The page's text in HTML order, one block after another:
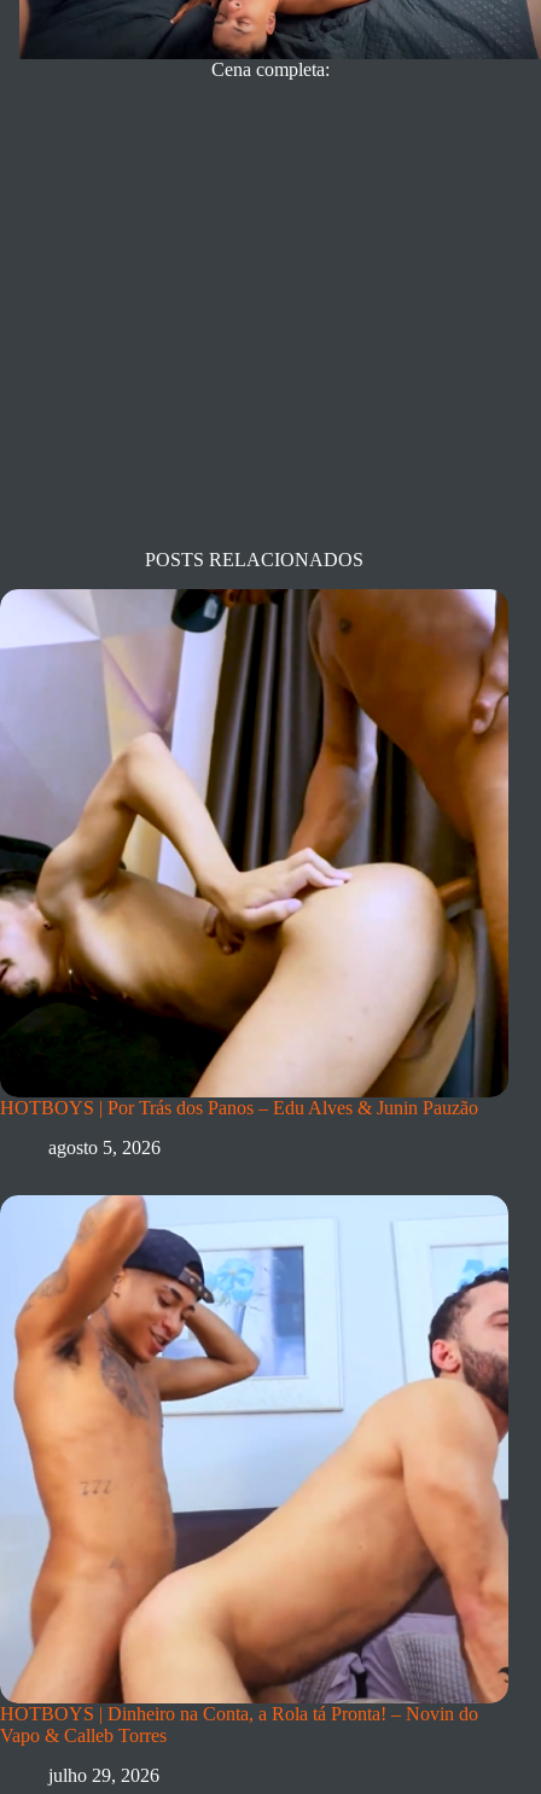
Cena completa:
POSTS RELACIONADOS
HOTBOYS | Por Trás dos Panos – Edu Alves & Junin Pauzão
agosto 5, 2026
HOTBOYS | Dinheiro na Conta, a Rola tá Pronta! – Novin do
Vapo & Calleb Torres
julho 29, 2026